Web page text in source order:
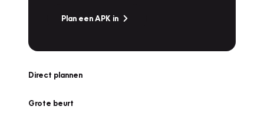
Plan een APK in
Direct plannen
Grote beurt